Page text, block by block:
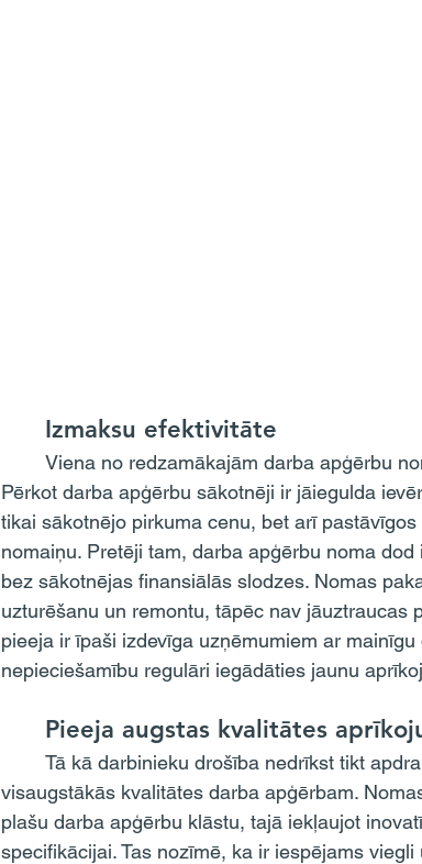
	Izmaksu efektivitāte
Pērkot darba apģērbu sākotnēji ir jāiegulda
tikai sākotnējo pirkuma cenu, bet arī
nomaiņu. Pretēji tam, darba apģērbu noma
bez sākotnējas finansiālās slodzes. Nomas
uzturēšanu un remontu, tāpēc nav jāuztraucas
pieeja ir īpaši izdevīga uzņēmumiem ar
nepieciešamību regulāri iegādāties jaunu
Pieeja augstas kvalitātes
visaugstākās kvalitātes darba apģērbam.
plašu darba apģērbu klāstu, tajā iekļaujot
specifikācijai. Tas nozīmē, ka ir iespējams